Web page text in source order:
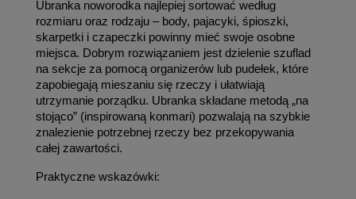
Ubranka noworodka najlepiej sortować według
rozmiaru oraz rodzaju – body, pajacyki, śpioszki,
skarpetki i czapeczki powinny mieć swoje osobne
miejsca. Dobrym rozwiązaniem jest dzielenie szuflad
na sekcje za pomocą organizerów lub pudełek, które
zapobiegają mieszaniu się rzeczy i ułatwiają
utrzymanie porządku. Ubranka składane metodą „na
stojąco” (inspirowaną konmari) pozwalają na szybkie
znalezienie potrzebnej rzeczy bez przekopywania
całej zawartości.
Praktyczne wskazówki: